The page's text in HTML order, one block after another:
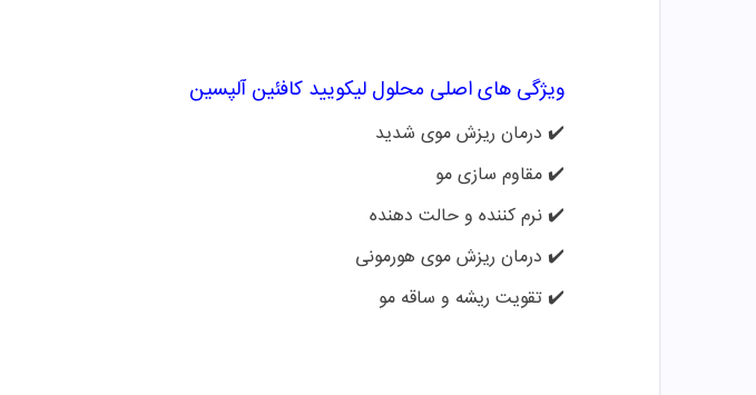
ویژگی های اصلی محلول لیکویید کافئین آلپسین
✔️ درمان ریزش موی شدید
✔️مقاوم سازی مو
✔️نرم کننده و حالت دهنده
✔️ درمان ریزش موی هورمونی
✔️تقویت ریشه و ساقه مو